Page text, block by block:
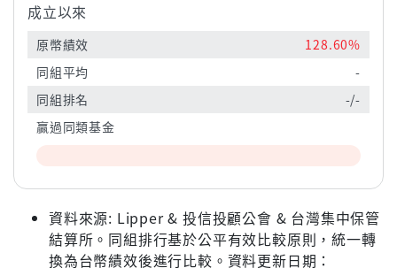
成立以來
原幣績效
128.60%
同組平均
-
同組排名
-/-
贏過同類基金
資料來源: Lipper & 投信投顧公會 & 台灣集中保管
結算所。同組排行基於公平有效比較原則，統一轉
換為台幣績效後進行比較。資料更新日期：